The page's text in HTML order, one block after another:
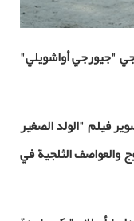
"جيورجي أواشويلي"
فيلم "الولد الصغير
والعواصف الثلجية في